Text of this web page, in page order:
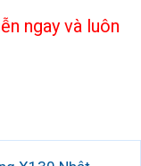
ngay và luôn